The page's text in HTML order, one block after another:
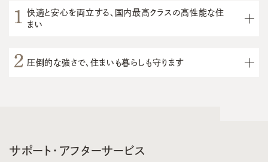
快適と安心を両立する、国内最高クラスの高性能な住
まい
圧倒的な強さで、住まいも暮らしも守ります
サポート・アフターサービス